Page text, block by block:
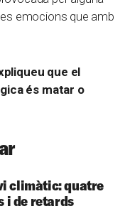
emocions que amb
que el
és matar o
climàtic: quatre
i de retards